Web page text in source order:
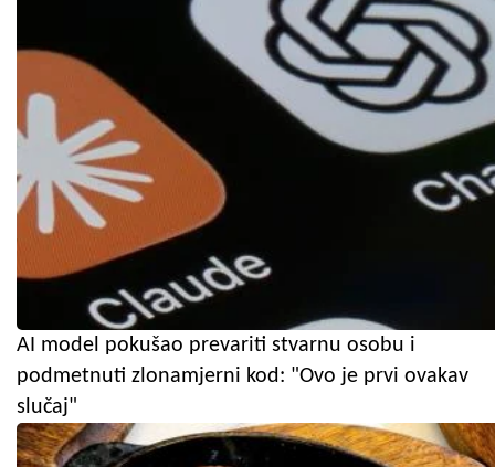
AI model pokušao prevariti stvarnu osobu i
podmetnuti zlonamjerni kod: "Ovo je prvi ovakav
slučaj"